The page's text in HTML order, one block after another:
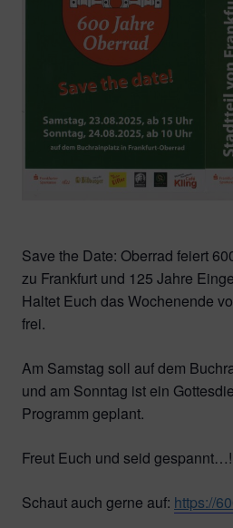
Save the Date: Oberrad feiert
zu Frankfurt und 125 Jahre
Haltet Euch das Wochenende
frei.
Am Samstag soll auf dem
und am Sonntag ist ein
Programm geplant.
Freut Euch und seid gespannt…!
Schaut auch gerne auf: https://